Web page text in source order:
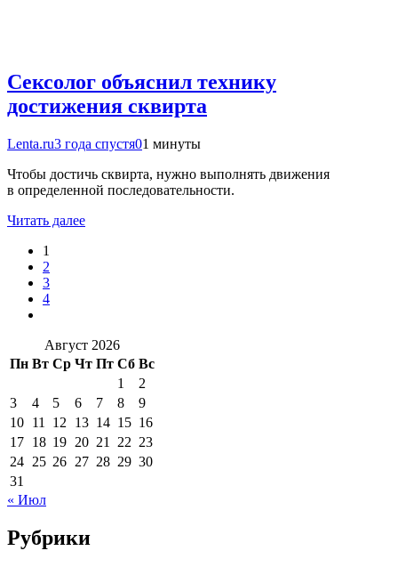
Сексолог объяснил технику
достижения сквирта
Lenta.ru3 года спустя01 минуты
Чтобы достичь сквирта, нужно выполнять движения
в определенной последовательности.
Читать далее
1
2
3
4
Август 2026
Пн Вт Ср Чт Пт Сб Вс
1
2
3
4 5 6 7 8
9
10 11 12 13 14 15 16
17 18 19 20 21 22 23
24 25 26 27 28 29 30
31
« Июл
Рубрики